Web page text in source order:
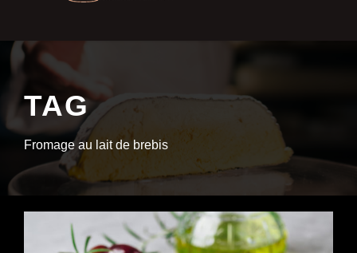
TAG
Fromage au lait de brebis